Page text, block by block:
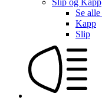
Se alle
Kapp
Slip